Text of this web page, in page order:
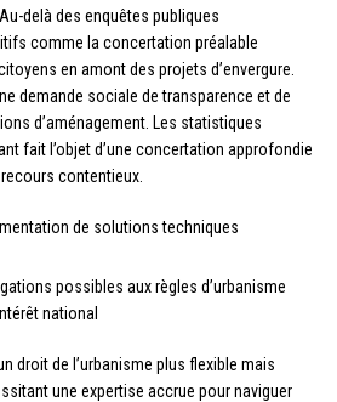
delà des enquêtes publiques
comme la concertation préalable
en amont des projets d’envergure.
demande sociale de transparence et de
d’aménagement. Les statistiques
fait l’objet d’une concertation approfondie
contentieux.
de solutions techniques
possibles aux règles d’urbanisme
national
droit de l’urbanisme plus flexible mais
une expertise accrue pour naviguer